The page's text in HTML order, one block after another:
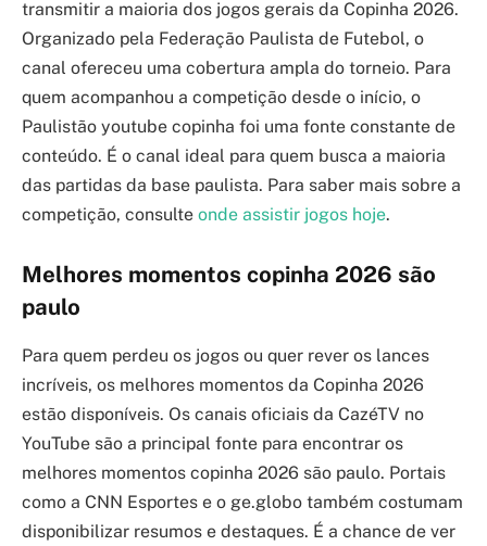
transmitir a maioria dos jogos gerais da Copinha 2026.
Organizado pela Federação Paulista de Futebol, o
canal ofereceu uma cobertura ampla do torneio. Para
quem acompanhou a competição desde o início, o
Paulistão youtube copinha foi uma fonte constante de
conteúdo. É o canal ideal para quem busca a maioria
das partidas da base paulista. Para saber mais sobre a
competição, consulte onde assistir jogos hoje.
Melhores momentos copinha 2026 são
paulo
Para quem perdeu os jogos ou quer rever os lances
incríveis, os melhores momentos da Copinha 2026
estão disponíveis. Os canais oficiais da CazéTV no
YouTube são a principal fonte para encontrar os
melhores momentos copinha 2026 são paulo. Portais
como a CNN Esportes e o ge.globo também costumam
disponibilizar resumos e destaques. É a chance de ver